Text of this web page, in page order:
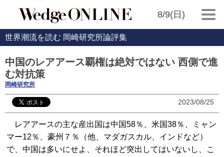
8/9(日)
世界潮流を読む 岡崎研究所論評集
中国のレアアース覇権は絶対ではない 西側で進
む対抗策
岡崎研究所
2023/08/25
レアアースの主な産出国は中国58％、米国38％、ミャン
マー12％、豪州７％（他、マダガスカル、インドなど）
で、中国は多いにせよ、それほど突出してはいないし、こ